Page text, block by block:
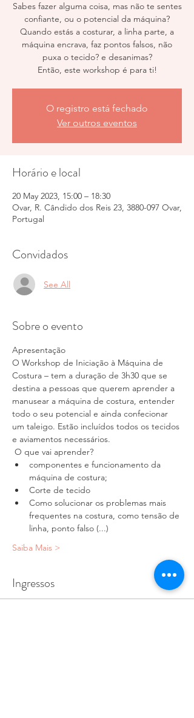
Sabes fazer alguma coisa, mas não te sentes
confiante, ou o potencial da máquina?
Quando estás a costurar, a linha parte, a
máquina encrava, faz pontos falsos, não
puxa o tecido? e desanimas?
Então, este workshop é para ti!
O registro está fechado
Ver outros eventos
Horário e local
20 May 2023, 15:00 – 18:30
Ovar, R. Cândido dos Reis 23, 3880-097 Ovar,
Portugal
Convidados
See All
Sobre o evento
Apresentação
O Workshop de Iniciação à Máquina de
Costura – tem a duração de 3h30 que se
destina a pessoas que querem aprender a
manusear a máquina de costura, entender
todo o seu potencial e ainda confecionar
um taleigo. Estão incluídos todos os tecidos
e aviamentos necessários.
O que vai aprender?
componentes e funcionamento da
máquina de costura;
Corte de tecido
Como solucionar os problemas mais
frequentes na costura, como tensão de
linha, ponto falso (...)
Saiba Mais >
Ingressos